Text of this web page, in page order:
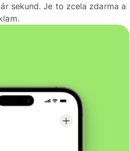
sekund. Je to zcela zdarma a